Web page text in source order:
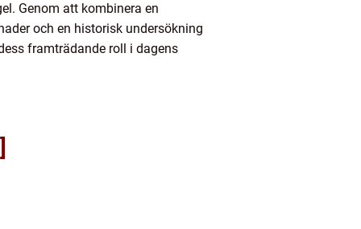
Genom att kombinera en
och en historisk undersökning
framträdande roll i dagens